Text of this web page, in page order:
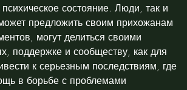
состояние. Люди, так и
предложить своим прихожанам
могут делиться своими
поддержке и сообществу, как для
к серьезным последствиям, где
в борьбе с проблемами